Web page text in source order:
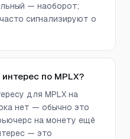
— наоборот;
сигнализируют о
по MPLX?
для MPLX на
нет — обычно это
на монету ещё
— это